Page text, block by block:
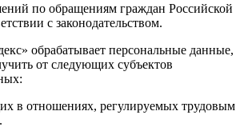
по обращениям граждан Российской
с законодательством.
обрабатывает персональные данные,
от следующих субъектов
в отношениях, регулируемых трудовым